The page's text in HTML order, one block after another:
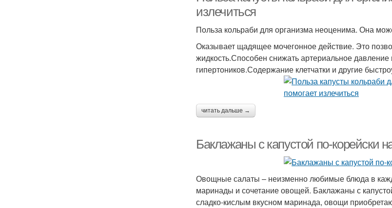
излечиться
Польза кольраби для организма неоценима. Она
Оказывает щадящее мочегонное действие. Это
жидкость.Способен снижать артериальное
гипертоников.Содержание клетчатки и другие
читать дальше →
Баклажаны с капустой по-корейски
Овощные салаты – неизменно любимые блюда в
маринады и сочетание овощей. Баклажаны с
сладко-кислым вкусном маринада, овощи